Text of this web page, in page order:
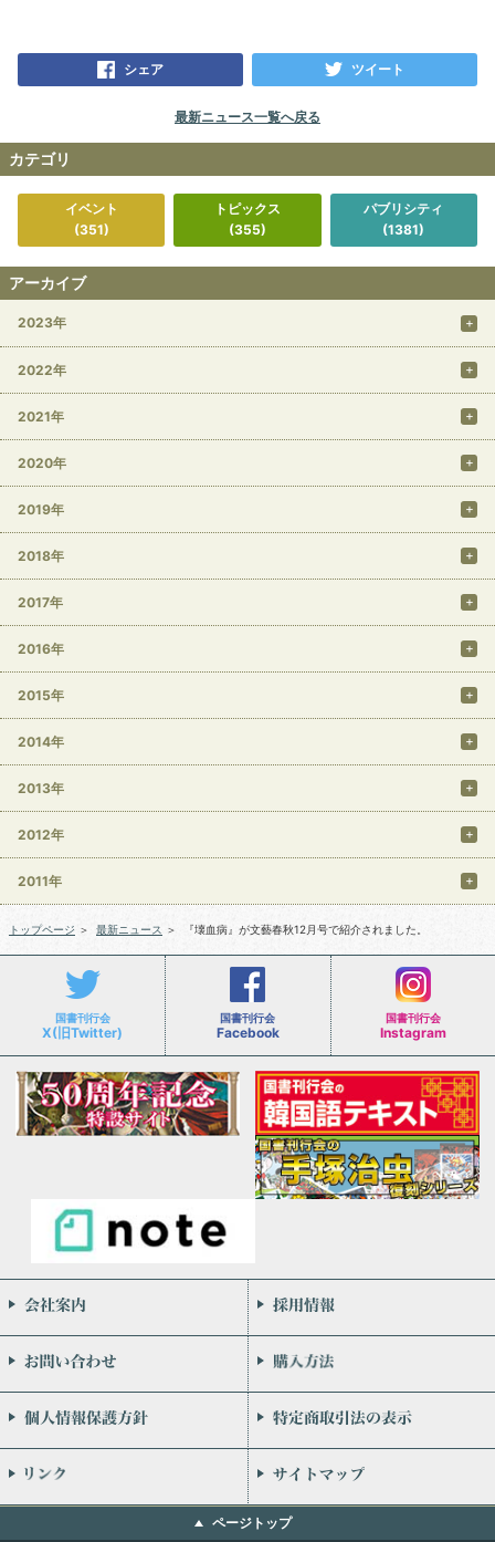
シェア ツイート
最新ニュース一覧へ戻る
カテゴリ
イベント
(351)
トピックス
(355)
パブリシティ
(1381)
アーカイブ
2023年
2022年
2021年
2020年
2019年
2018年
2017年
2016年
2015年
2014年
2013年
2012年
2011年
トップページ ＞ 最新ニュース ＞ 『壊血病』が文藝春秋12月号で紹介されました。
国書刊行会
X(旧Twitter)
国書刊行会
Facebook
国書刊行会
Instagram
会社案内
お問い合わせ
個人情報保護方針
リンク
ページトップ